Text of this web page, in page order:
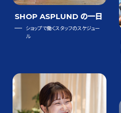
SHOP ASPLUND の一日
ショップで働くスタッフのスケジュー
ル